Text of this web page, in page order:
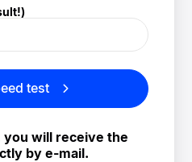
test
will receive the
by e-mail.